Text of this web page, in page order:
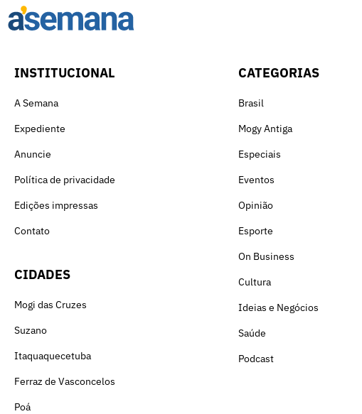
INSTITUCIONAL
A Semana
Expediente
Anuncie
Política de privacidade
Edições impressas
Contato
CIDADES
Mogi das Cruzes
Suzano
Itaquaquecetuba
Ferraz de Vasconcelos
Poá
CATEGORIAS
Brasil
Mogy Antiga
Especiais
Eventos
Opinião
Esporte
On Business
Cultura
Ideias e Negócios
Saúde
Podcast